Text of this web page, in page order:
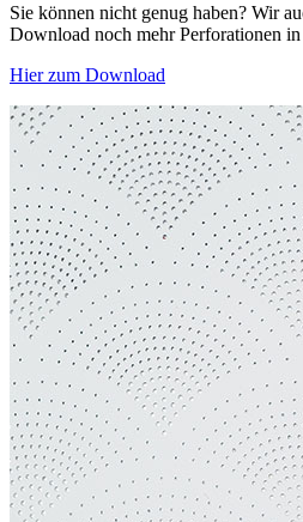
Sie können nicht genug haben? Wir
Download noch mehr Perforationen
Hier zum Download